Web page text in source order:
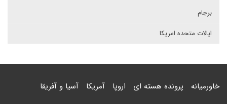
برجام
ایالات متحده امریکا
خاورمیانه پرونده هسته ای اروپا آمریکا آسیا و آفریقا